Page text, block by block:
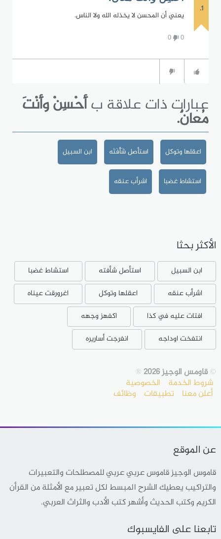
1.
يعني أن المحسن لا يخذله الله ولا الناس.
0
0
عبارات ذات علاقة بأَحْسِنْ وأَنْتَ
مُعانٌ.
اعقلها وتوكل استأصل شَأْفَتَه ابن السبيل
استشاط غضبا اشرأب عنقه
الأكثر بحثا
ابن السبيل استأصل شأفته
استشاط غضبا
اشرأب عنقه
اعقلها وتوكل
اغرورقت عيناه
افتات عليه في كذا
اكفهز وجهه
انتفخت اوداجه
انفرجت أساريره
©قاومس الوجيز 2026 ®
شروط الخدمة الخصوصية
أعلن معنا تطبيقات وظائف
عن الموقع
قاموس الوجيز قاموس عربي عربي للمصطلحات والتعبيرات
والتراكيب يعطيك الشرح المبسط لكل تعبير مع الأمثلة من القرأن
الكريم وكتب الحديث وأشهر كتب الأدب والثراث العربي.
تابعنا على الفايسبوك